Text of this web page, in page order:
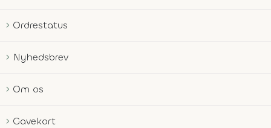
Ordrestatus
Nyhedsbrev
Om os
Gavekort